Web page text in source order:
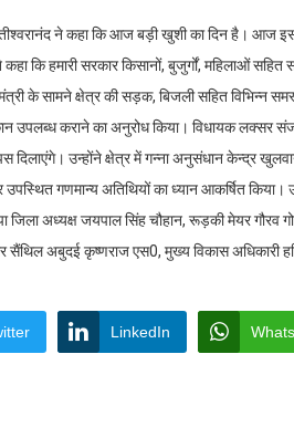
यतीश्वरानंद ने कहा कि आज बड़ी खुशी का दिन है। आज
कि हमारी सरकार किसानों, बुजुर्गों, महिलाओं
के सामने क्षेत्र की सड़क, बिजली सहित विभिन्न
उपलब्ध कराने का अनुरोध किया। विधायक लक्सर
दिलाएंगे। उन्होंने क्षेत्र में गन्ना अनुसंधान केन्द्र
गणमान्य अतिथियों का ध्यान आकर्षित किया।
अध्यक्ष जयपाल सिंह चौहान, रूड़की मेयर गौरव
सैंथिल अबुदई कृष्णराज एस0, मुख्य विकास अधिकारी
LinkedIn